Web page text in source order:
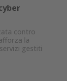
contro
la
gestiti